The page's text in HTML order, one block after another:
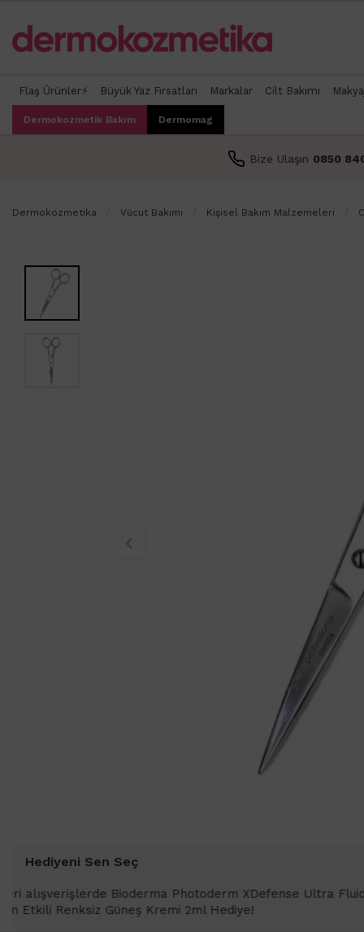
Flaş Ürünler⚡ Büyük Yaz Fırsatları Markalar Cilt Bakımı
Dermokozmetik Bakım Dermomag
Bize Ulaşın 0850
Dermokozmetika Vücut Bakımı Kişisel Bakım Malzemeleri
Hediyeni Sen Seç
1000 TL ve üzeri alışverişlerinizde
SPF 50+ Antioksidan Renkli Güneş